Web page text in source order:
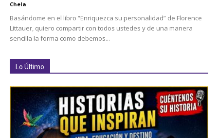
Chela
Basándome en el libro “Enriquezca su personalidad” de Florence
Littauer, quiero compartir con todos ustedes y de una manera
sencilla la forma como debemos...
Lo Último